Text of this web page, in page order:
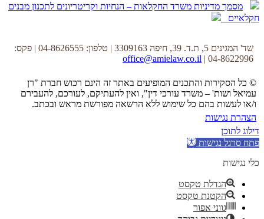
מסמך מדיניות משרד החקלאות – הנחיות וקריטריונים לתכנון מבנים
חקלאיים
שד' המגינים 5, ת.ד. 39, חיפה 3309163 | טלפון: 04-8626555 | פקס:
04-8622996 |
office@amielaw.co.il
© כל הסקירות והתכנים המופיעים באתר זה הינם רכוש חברת "רן
עמיאל ושות' – משרד עורכי דין", ואין להעתיקם, לעורכם, להעבירם
ו/או לעשות בהם כל שימוש ללא הרשאה מפורשת מראש ובכתב.
הצהרת נגישות
דילוג לתוכן
פתח סרגל נגישות
כלי נגישות
הגדלת טקסט
הקטנת טקסט
גווני אפור